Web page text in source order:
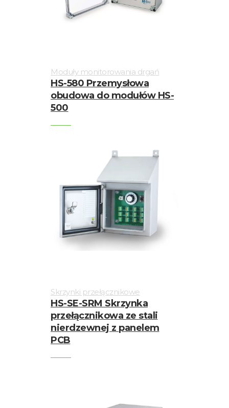
Moduły monitorowania drgań
HS-580 Przemysłowa
obudowa do modułów HS-
500
Skrzynki przełącznikowe
HS-SE-SRM Skrzynka
przełącznikowa ze stali
nierdzewnej z panelem
PCB